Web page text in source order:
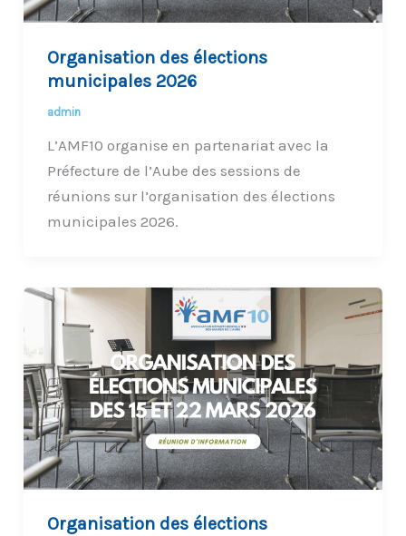
Organisation des élections
municipales 2026
admin
L’AMF10 organise en partenariat avec la
Préfecture de l’Aube des sessions de
réunions sur l’organisation des élections
municipales 2026.
Organisation des élections